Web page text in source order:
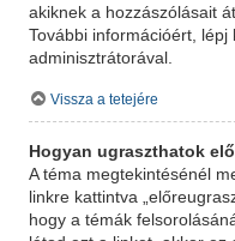
akiknek a hozzászólásait
További információért, lépj
adminisztrátorával.
Vissza a tetejére
Hogyan ugraszthatok
A téma megtekintésénél
linkre kattintva
hogy a témák